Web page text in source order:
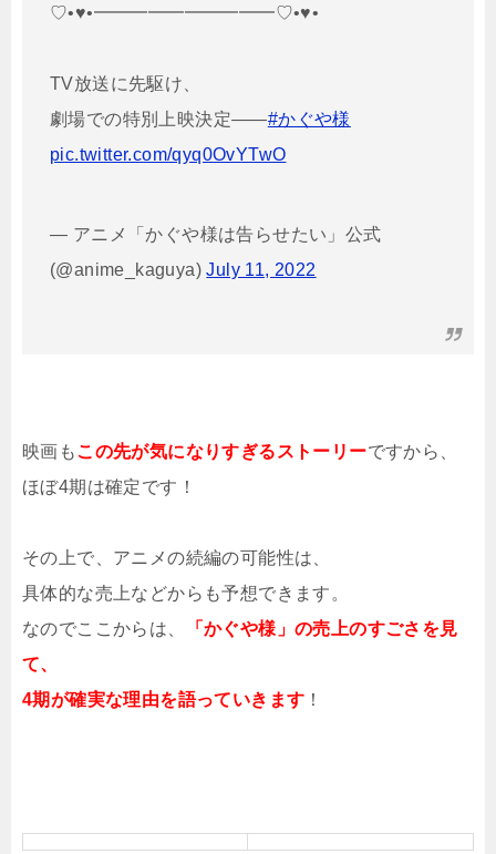
♡•♥︎•━━━━━━━━━━♡•♥︎•
TV放送に先駆け、
劇場での特別上映決定——#かぐや様
pic.twitter.com/qyq0OvYTwO
— アニメ「かぐや様は告らせたい」公式
(@anime_kaguya)July 11, 2022
映画もこの先が気になりすぎるストーリーですから、
ほぼ4期は確定です！
その上で、アニメの続編の可能性は、
具体的な売上などからも予想できます。
なのでここからは、
「かぐや様」の売上のすごさを見
て、
4期が確実な理由を語っていきます ！